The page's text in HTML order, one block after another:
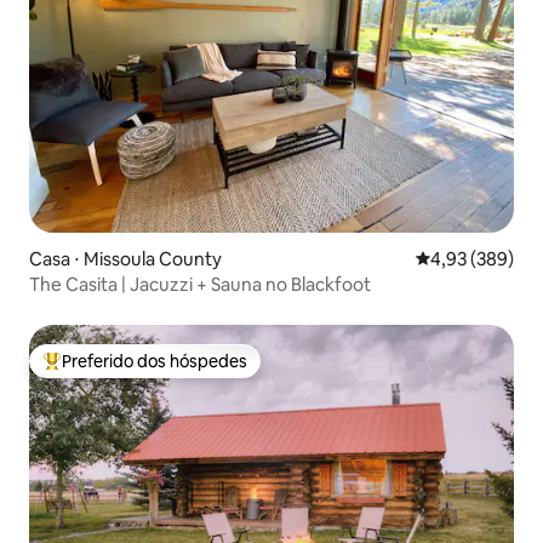
Casa ⋅ Missoula County 4,93 de uma
4,93 (389)
The Casita | Jacuzzi + Sauna no Blackfoot
Entre os melhores preferidos dos hóspedes
Preferido dos hóspedes